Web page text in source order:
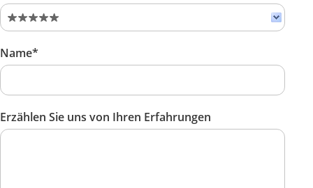
Name*
Erzählen Sie uns von Ihren Erfahrungen